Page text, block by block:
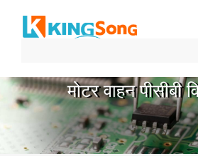
मोटर वाहन पीसीबी